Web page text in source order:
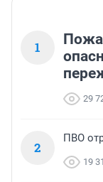
1
29
2
ПВО
19